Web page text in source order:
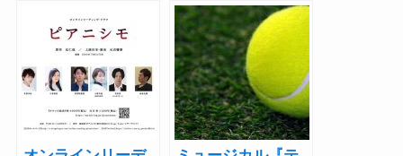
ィング公演
vol.2『ピアニシ
モ』オンライン公
開ゲネプロ
ニシモ』村井良
大、米原幸佑、小
泉萌香ら全キャス
トコメント到着